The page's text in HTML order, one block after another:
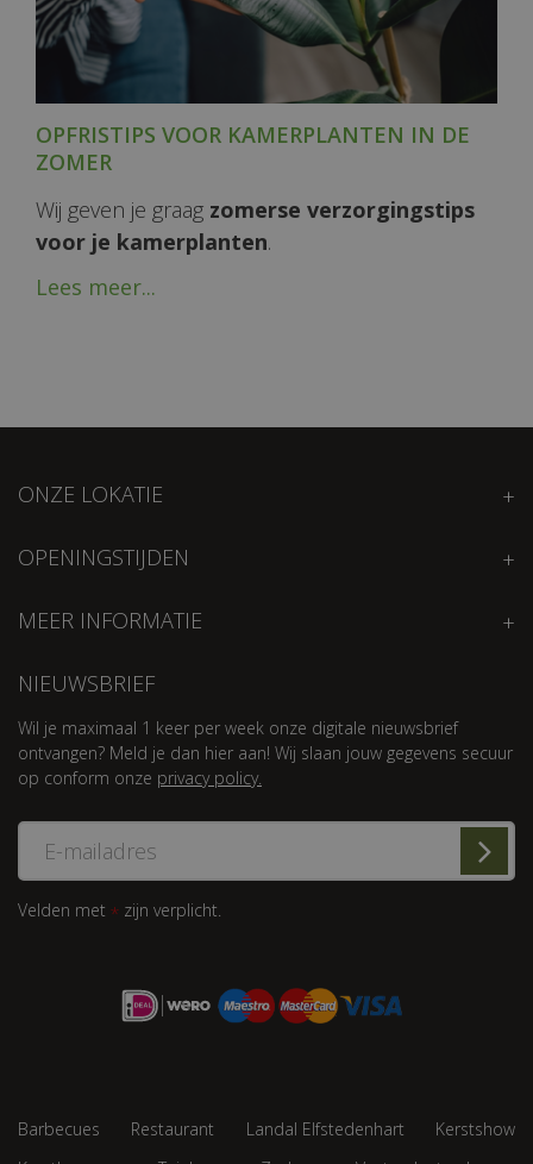
OPFRISTIPS VOOR KAMERPLANTEN IN DE
ZOMER
Wij geven je graag zomerse verzorgingstips
voor je kamerplanten.
Lees meer...
ONZE LOKATIE
OPENINGSTIJDEN
MEER INFORMATIE
NIEUWSBRIEF
Wil je maximaal 1 keer per week onze digitale nieuwsbrief
ontvangen? Meld je dan hier aan! Wij slaan jouw gegevens secuur
op conform onze privacy policy.
Velden met * zijn verplicht.
Barbecues Restaurant Landal Elfstedenhart
Kerstshow